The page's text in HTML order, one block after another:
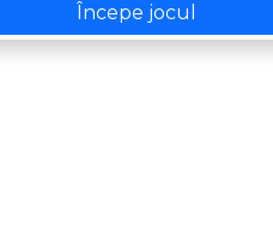
Începe jocul